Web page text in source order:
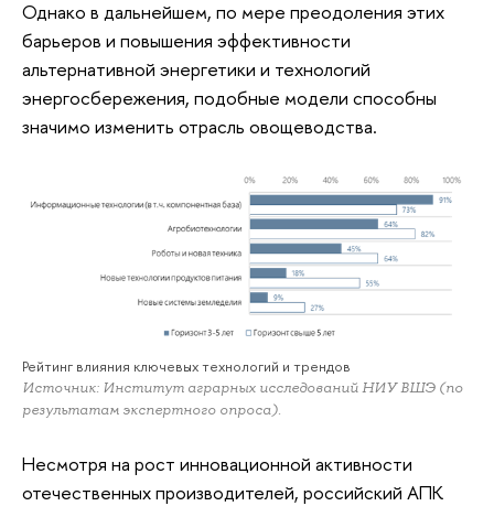
Однако в дальнейшем, по мере преодоления этих
барьеров и повышения эффективности
альтернативной энергетики и технологий
энергосбережения, подобные модели способны
значимо изменить отрасль овощеводства.
Рейтинг влияния ключевых технологий и трендов
Источник: Институт аграрных исследований НИУ ВШЭ (по
результатам экспертного опроса).
Несмотря на рост инновационной активности
отечественных производителей, российский АПК